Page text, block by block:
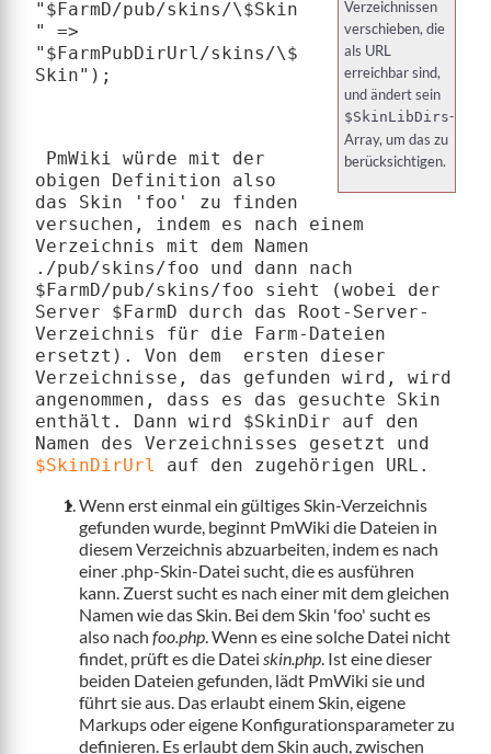
Verzeichnissen
verschieben, die
als URL
erreichbar sind,
und ändert sein
$SkinLibDirs-
Array, um das zu
berücksichtigen.
"$FarmD/pub/skins/\$Skin
" =>
"$FarmPubDirUrl/skins/\$
obigen Definition also
das Skin 'foo' zu finden
versuchen, indem es nach einem
./pub/skins/foo
$FarmD/pub/skins/foo sieht (wobei der
Server $FarmD durch das Root-Server-
Verzeichnis für die Farm-Dateien
ersetzt). Von dem  ersten dieser
Verzeichnisse, das gefunden wird, wird
angenommen, dass es das gesuchte Skin
enthält. Dann wird $SkinDir auf den
$SkinDirUrl
Wenn erst einmal ein gültiges Skin-Verzeichnis
gefunden wurde, beginnt PmWiki die Dateien in
diesem Verzeichnis abzuarbeiten, indem es nach
einer .php-Skin-Datei sucht, die es ausführen
kann. Zuerst sucht es nach einer mit dem gleichen
Namen wie das Skin. Bei dem Skin 'foo' sucht es
also nach foo.php. Wenn es eine solche Datei nicht
findet, prüft es die Datei skin.php. Ist eine dieser
beiden Dateien gefunden, lädt PmWiki sie und
führt sie aus. Das erlaubt einem Skin, eigene
Markups oder eigene Konfigurationsparameter zu
definieren. Es erlaubt dem Skin auch, zwischen